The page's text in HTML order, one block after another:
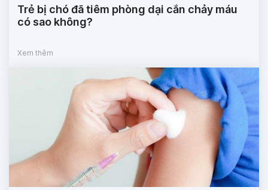
Trẻ bị chó đã tiêm phòng dại cắn chảy máu
có sao không?
Xem thêm